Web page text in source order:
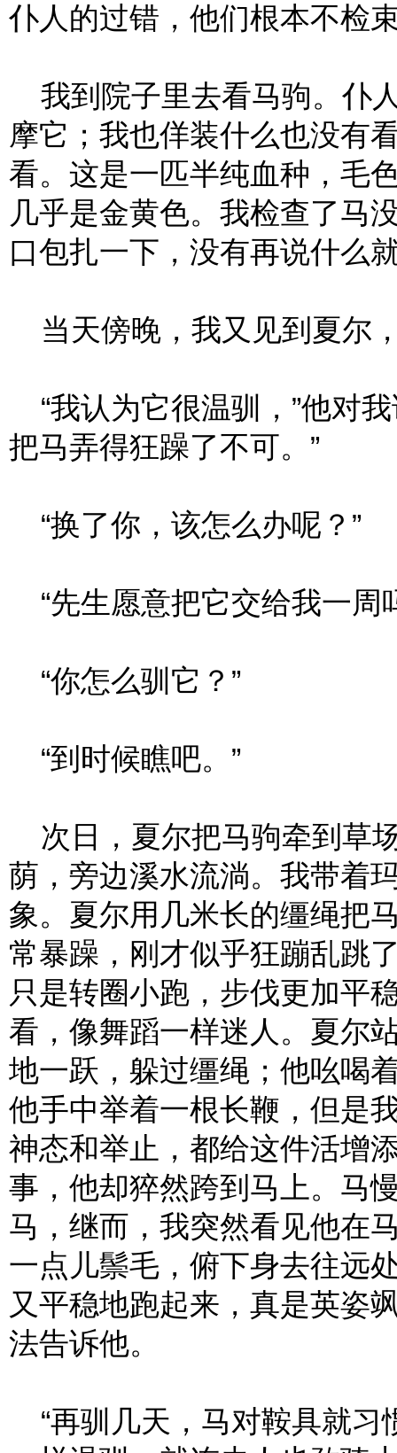
仆人的过错，他们根本不检
我到院子里去看马驹。仆
摩它；我也佯装什么也没有
看。这是一匹半纯血种，毛
几乎是金黄色。我检查了马
口包扎一下，没有再说什么
当天傍晚，我又见到夏尔
“我认为它很温驯，”他对
把马弄得狂躁了不可。”
“换了你，该怎么办呢？”
“先生愿意把它交给我一周
“你怎么驯它？”
“到时候瞧吧。”
次日，夏尔把马驹牵到草
荫，旁边溪水流淌。我带着
象。夏尔用几米长的缰绳把
常暴躁，刚才似乎狂蹦乱跳
只是转圈小跑，步伐更加平
看，像舞蹈一样迷人。夏尔
地一跃，躲过缰绳；他吆喝
他手中举着一根长鞭，但是
神态和举止，都给这件活增
事，他却猝然跨到马上。马
马，继而，我突然看见他在
一点儿鬃毛，俯下身去往远
又平稳地跑起来，真是英姿
法告诉他。
“再驯几天，马对鞍具就习